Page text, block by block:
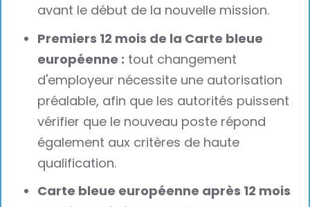
avant le début de la nouvelle mission.
Premiers 12 mois de la Carte bleue
européenne : tout changement
d'employeur nécessite une autorisation
préalable, afin que les autorités puissent
vérifier que le nouveau poste répond
également aux critères de haute
qualification.
Carte bleue européenne après 12 mois